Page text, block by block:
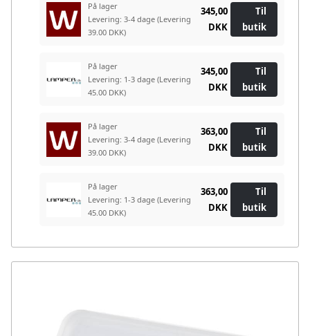
På lager
Levering: 3-4 dage (Levering
39.00 DKK)
345,00
DKK
Til
butik
På lager
Levering: 1-3 dage (Levering
45.00 DKK)
345,00
DKK
Til
butik
På lager
Levering: 3-4 dage (Levering
39.00 DKK)
363,00
DKK
Til
butik
På lager
Levering: 1-3 dage (Levering
45.00 DKK)
363,00
DKK
Til
butik